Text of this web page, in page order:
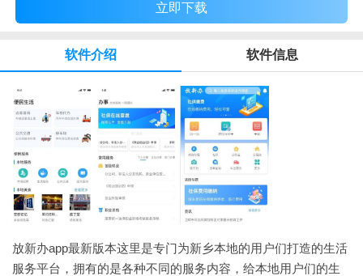
立即下载
软件介绍 软件信息
放新办app最新版本这里是专门为新乡本地的用户们打造的生活
服务平台，拥有的是各种不同的服务内容，给本地用户们的生